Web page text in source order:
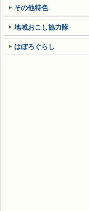
その他特色
地域おこし協力隊
はぼろぐらし